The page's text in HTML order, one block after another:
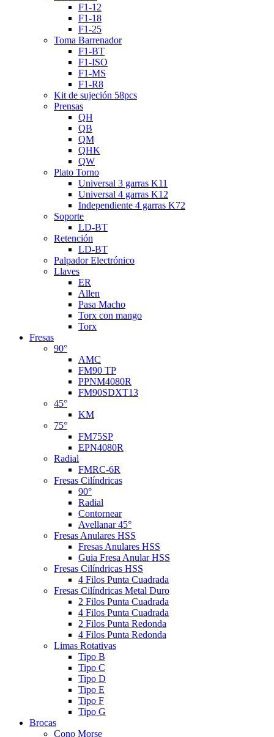
F1-12
F1-18
F1-25
Toma Barrenador
F1-BT
F1-ISO
F1-MS
F1-R8
Kit de sujeción 58pcs
Prensas
QH
QB
QM
QHK
QW
Plato Torno
Universal 3 garras K11
Universal 4 garras K12
Independiente 4 garras K72
Soporte
LD-BT
Retención
LD-BT
Palpador Electrónico
Llaves
ER
Allen
Pasa Macho
Torx con mango
Torx
Fresas
90°
AMC
FM90 TP
PPNM4080R
FM90SDXT13
45°
KM
75°
FM75SP
EPN4080R
Radial
FMRC-6R
Fresas Cilíndricas
90°
Radial
Contornear
Avellanar 45°
Fresas Anulares HSS
Fresas Anulares HSS
Guia Fresa Anular HSS
Fresas Cilíndricas HSS
4 Filos Punta Cuadrada
Fresas Cilíndricas Metal Duro
2 Filos Punta Cuadrada
4 Filos Punta Cuadrada
2 Filos Punta Redonda
4 Filos Punta Redonda
Limas Rotativas
Tipo B
Tipo C
Tipo D
Tipo E
Tipo F
Tipo G
Brocas
Cono Morse